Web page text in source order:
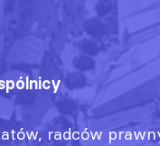
radców